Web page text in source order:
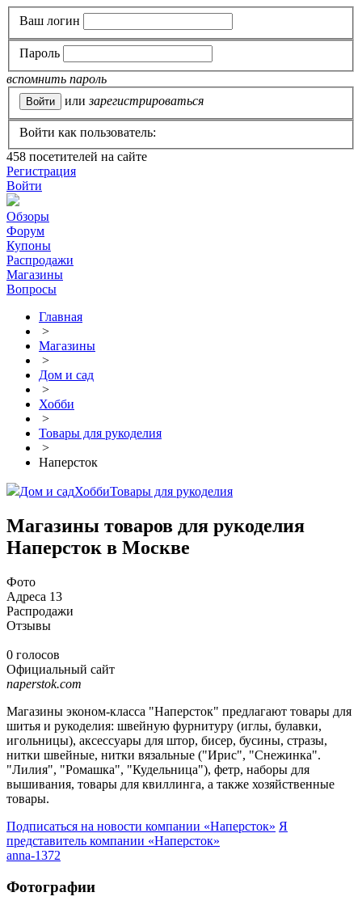
Ваш логин
Пароль
вспомнить пароль
или зарегистрироваться
Войти как пользователь:
458 посетителей на сайте
Регистрация
Войти
Обзоры
Форум
Купоны
Распродажи
Магазины
Вопросы
Главная
>
Магазины
>
Дом и сад
>
Хобби
>
Товары для рукоделия
>
Наперсток
Дом и садХоббиТовары для рукоделия
Магазины товаров для рукоделия
Наперсток в Москве
Фото
Адреса 13
Распродажи
Отзывы
0 голосов
Официальный сайт
naperstok.com
Магазины эконом-класса "Наперсток" предлагают товары для
шитья и рукоделия: швейную фурнитуру (иглы, булавки,
игольницы), аксессуары для штор, бисер, бусины, стразы,
нитки швейные, нитки вязальные ("Ирис", "Снежинка".
"Лилия", "Ромашка", "Кудельница"), фетр, наборы для
вышивания, товары для квиллинга, а также хозяйственные
товары.
Подписаться на новости компании «Наперсток» Я
представитель компании «Наперсток»
anna-1372
Фотографии